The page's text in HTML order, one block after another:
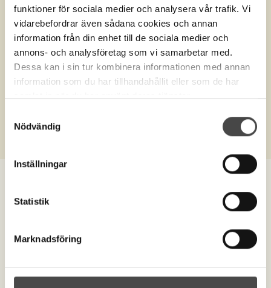
funktioner för sociala medier och analysera vår trafik. Vi
vidarebefordrar även sådana cookies och annan
information från din enhet till de sociala medier och
annons- och analysföretag som vi samarbetar med.
Dessa kan i sin tur kombinera informationen med annan
information som du har tillhandahållit eller som de har
samlat in när du har använt deras tjänster.
Nödvändig
Inställningar
Statistik
Marknadsföring
Kontakta oss